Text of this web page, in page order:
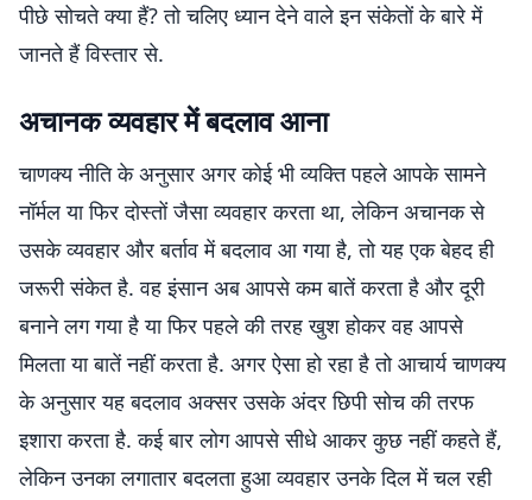
पीछे सोचते क्या हैं? तो चलिए ध्यान देने वाले इन संकेतों के बारे में
जानते हैं विस्तार से.
अचानक व्यवहार में बदलाव आना
चाणक्य नीति के अनुसार अगर कोई भी व्यक्ति पहले आपके सामने
नॉर्मल या फिर दोस्तों जैसा व्यवहार करता था, लेकिन अचानक से
उसके व्यवहार और बर्ताव में बदलाव आ गया है, तो यह एक बेहद ही
जरूरी संकेत है. वह इंसान अब आपसे कम बातें करता है और दूरी
बनाने लग गया है या फिर पहले की तरह खुश होकर वह आपसे
मिलता या बातें नहीं करता है. अगर ऐसा हो रहा है तो आचार्य चाणक्य
के अनुसार यह बदलाव अक्सर उसके अंदर छिपी सोच की तरफ
इशारा करता है. कई बार लोग आपसे सीधे आकर कुछ नहीं कहते हैं,
लेकिन उनका लगातार बदलता हुआ व्यवहार उनके दिल में चल रही